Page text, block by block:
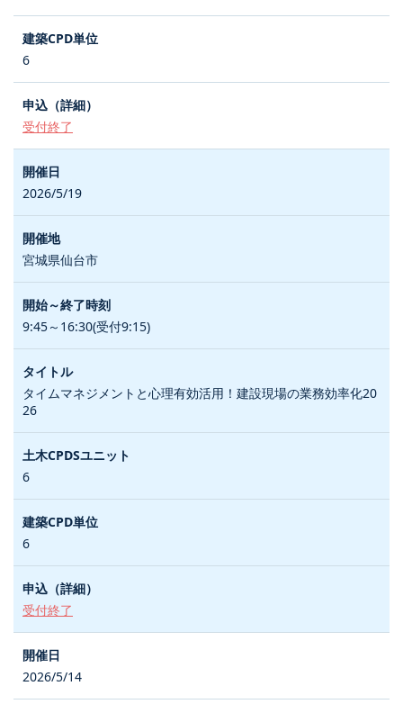
6
受付終了
2026/5/19
宮城県仙台市
9:45～16:30(受付9:15)
タイムマネジメントと心理有効活用！建設現場の業務効率化20
26
6
6
受付終了
2026/5/14